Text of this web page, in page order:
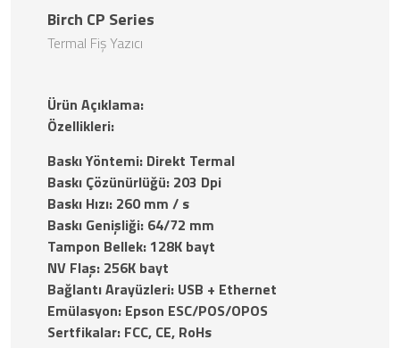
Birch CP Series
Termal Fiş Yazıcı
Ürün Açıklama:
Özellikleri:
Baskı Yöntemi: Direkt Termal
Baskı Çözünürlüğü: 203 Dpi
Baskı Hızı: 260 mm / s
Baskı Genişliği: 64/72 mm
Tampon Bellek: 128K bayt
NV Flaş: 256K bayt
Bağlantı Arayüzleri: USB + Ethernet
Emülasyon: Epson ESC/POS/OPOS
Sertfikalar: FCC, CE, RoHs